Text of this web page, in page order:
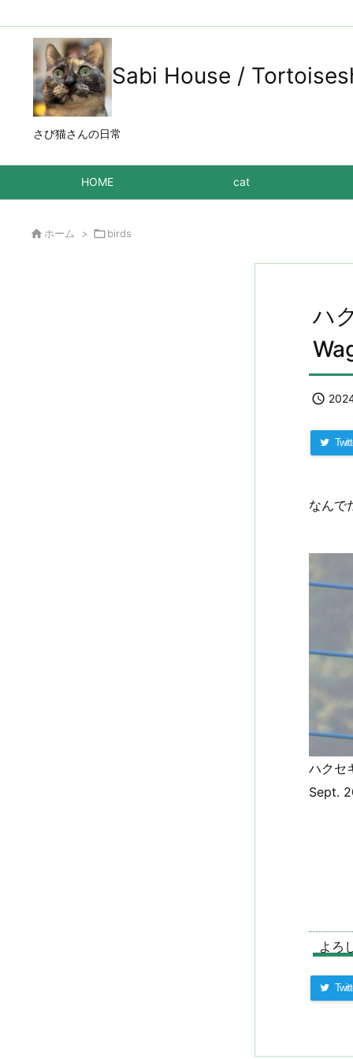
Sabi House /
さび猫さんの日常
HOME cat
 ホーム > birds
ハ

なんで
ハクセ
Sept.
よろ